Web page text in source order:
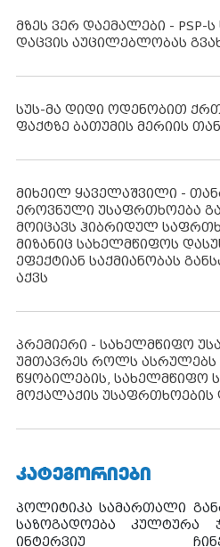
მზეს ვერ დაემალები - PSP-
დაცვის აუცილებლობას
სუს-მა დიდი ოდენობით
ფაქტზე ბათუმის მერიის
მიხეილ ყაველაშვილი -
ეროვნული უსაფრთხოება
მოიცავს ჰიბრიდულ
მიზანიც სახელმწიფოს
ეფექტიან საქმიანობას
აქვს
პრემიერი - სახელმწიფო
უმთავრეს როლს ასრულებს
წყობილების, სახელმწიფო
მოქალაქის უსაფრთხოების
ᲙᲐᲢᲔᲒᲝᲠᲘᲔᲑᲘ
პოლიტიკა სამართალი
საზოგადოება
კულტურა
ინტერვიუ